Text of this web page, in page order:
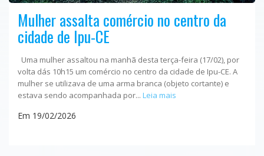
Mulher assalta comércio no centro da
cidade de Ipu-CE
Uma mulher assaltou na manhã desta terça-feira (17/02), por
volta dás 10h15 um comércio no centro da cidade de Ipu-CE. A
mulher se utilizava de uma arma branca (objeto cortante) e
estava sendo acompanhada por... Leia mais
Em 19/02/2026